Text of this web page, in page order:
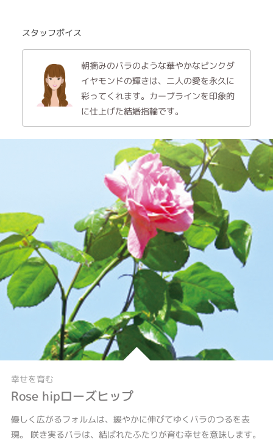
※センターダイヤモンドの価格は含まれます。
スタッフボイス
朝摘みのバラのような華やかなピンクダ
イヤモンドの輝きは、二人の愛を永久に
彩ってくれます。カーブラインを印象的
に仕上げた結婚指輪です。
幸せを育む
Rose hipローズヒップ
優しく広がるフォルムは、緩やかに伸びてゆくバラのつるを表
現。 咲き実るバラは、結ばれたふたりが育む幸せを意味します。